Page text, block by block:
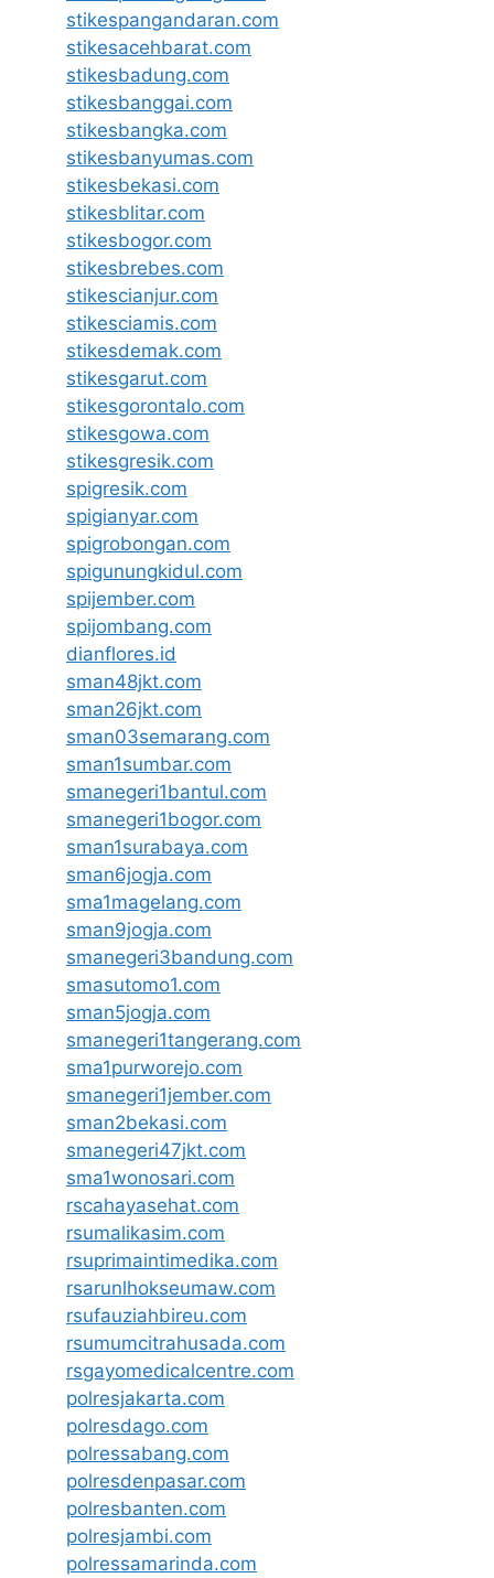
stikespangandaran.com
stikesacehbarat.com
stikesbadung.com
stikesbanggai.com
stikesbangka.com
stikesbanyumas.com
stikesbekasi.com
stikesblitar.com
stikesbogor.com
stikesbrebes.com
stikescianjur.com
stikesciamis.com
stikesdemak.com
stikesgarut.com
stikesgorontalo.com
stikesgowa.com
stikesgresik.com
spigresik.com
spigianyar.com
spigrobongan.com
spigunungkidul.com
spijember.com
spijombang.com
dianflores.id
sman48jkt.com
sman26jkt.com
sman03semarang.com
sman1sumbar.com
smanegeri1bantul.com
smanegeri1bogor.com
sman1surabaya.com
sman6jogja.com
sma1magelang.com
sman9jogja.com
smanegeri3bandung.com
smasutomo1.com
sman5jogja.com
smanegeri1tangerang.com
sma1purworejo.com
smanegeri1jember.com
sman2bekasi.com
smanegeri47jkt.com
sma1wonosari.com
rscahayasehat.com
rsumalikasim.com
rsuprimaintimedika.com
rsarunlhokseumaw.com
rsufauziahbireu.com
rsumumcitrahusada.com
rsgayomedicalcentre.com
polresjakarta.com
polresdago.com
polressabang.com
polresdenpasar.com
polresbanten.com
polresjambi.com
polressamarinda.com